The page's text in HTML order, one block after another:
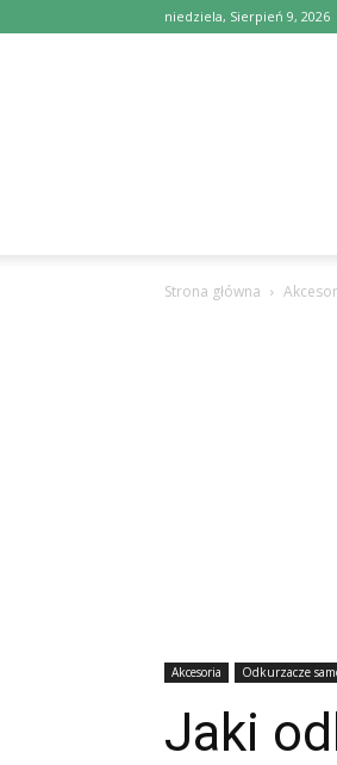
niedziela, Sierpień 9, 2026
Strona główna
Akcesoria Odkurzacze
Jaki